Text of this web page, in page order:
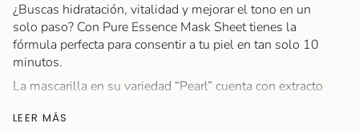
¿Buscas hidratación, vitalidad y mejorar el tono en un
solo paso? Con Pure Essence Mask Sheet tienes la
fórmula perfecta para consentir a tu piel en tan solo 10
minutos.
La mascarilla en su variedad “Pearl” cuenta con extracto
manchitas y ácido hialurónico para conseguir un rostro
LEER MÁS